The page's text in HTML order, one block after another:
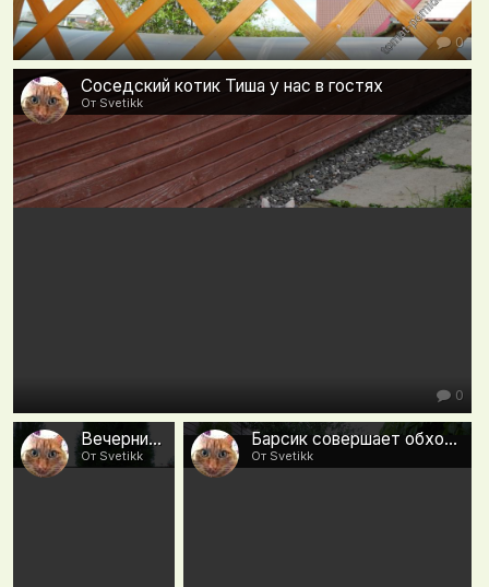
0
Соседский котик Тиша у нас в гостях
От Svetikk
0
Вечерний дозор
От Svetikk
Барсик совершает обход владений
От Svetikk